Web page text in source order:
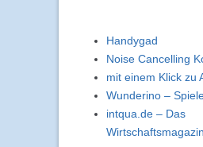
Handygad
Noise Cancelling
mit einem Klick zu
Wunderino –
intqua.de – Das
Wirtschaftsmagazin